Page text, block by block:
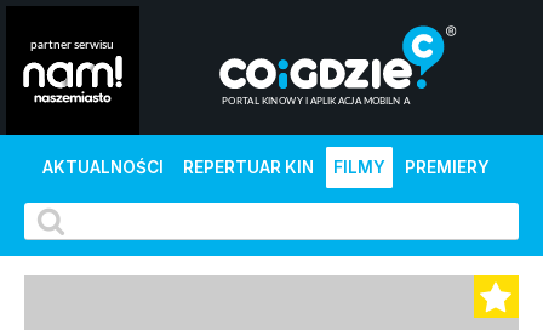
AKTUALNOŚCI REPERTUAR KIN FILMY PREMIERY